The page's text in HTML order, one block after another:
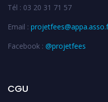
Tél : 03 20 31 71 57
Email :
Facebook : @projetfees
CGU